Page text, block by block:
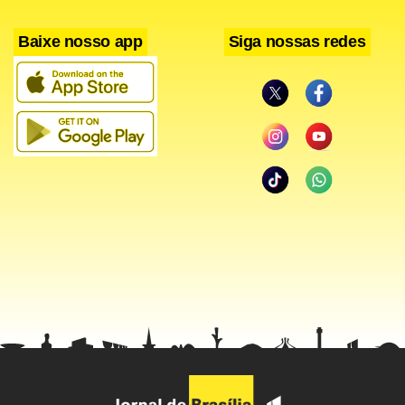
Serviço
Baixe nosso app Siga nossas redes